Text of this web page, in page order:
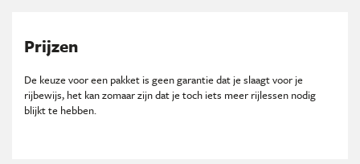
Prijzen
De keuze voor een pakket is geen garantie dat je slaagt voor je
rijbewijs, het kan zomaar zijn dat je toch iets meer rijlessen nodig
blijkt te hebben.